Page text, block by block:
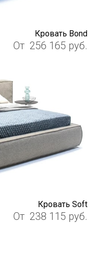
Кровать Bond
От 256 165 руб.
Кровать Soft
От 238 115 руб.